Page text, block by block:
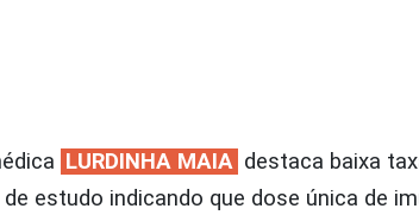
LURDINHA MAIA destaca baixa
estudo indicando que dose única de